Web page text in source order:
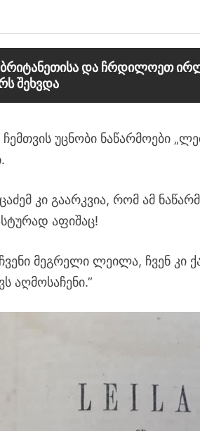
და ჩრდილოეთ
შეხვდა
უცნობი ნაწარმოები
კი გაარკვია, რომ ამ
აფიშაც!
მეგრელი ლეილა, ჩვენ კი
აღმოსაჩენი.”